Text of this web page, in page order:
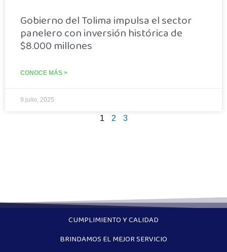
Gobierno del Tolima impulsa el sector
panelero con inversión histórica de
$8.000 millones
CONOCE MÁS >
9 julio, 2025
1 2 3
CUMPLIMIENTO Y CALIDAD
BRINDAMOS EL MEJOR SERVICIO